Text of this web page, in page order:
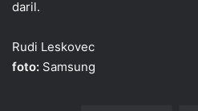
daril.
Rudi Leskovec
foto: Samsung